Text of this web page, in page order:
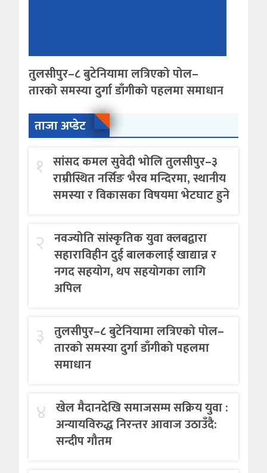
तुलसीपुर–८ बुटेनियामा लत्रिएको पोल–
तारको समस्या दुर्गा डाँगीको पहलमा समाधान
ताजा अप्डेट
१ सांसद कमल सुवेदी भोलि तुलसीपुर–३
राम्रीस्थित नर्सिङ भैरव मन्दिरमा, स्थानीय
समस्या र विकासका विषयमा भेटघाट हुने
२ नवज्योति सांस्कृतिक युवा क्लबद्वारा
सहाराविहीन दुई बालकलाई खाद्यान्न र
नगद सहयोग, थप सहयोगका लागि
अपिल
३ तुलसीपुर–८ बुटेनियामा लत्रिएको पोल–
तारको समस्या दुर्गा डाँगीको पहलमा
समाधान
४ खेल मैदानदेखि समाजसम्म सक्रिय युवा :
अन्यायविरुद्ध निरन्तर आवाज उठाउँदै:
सन्दीप गौतम